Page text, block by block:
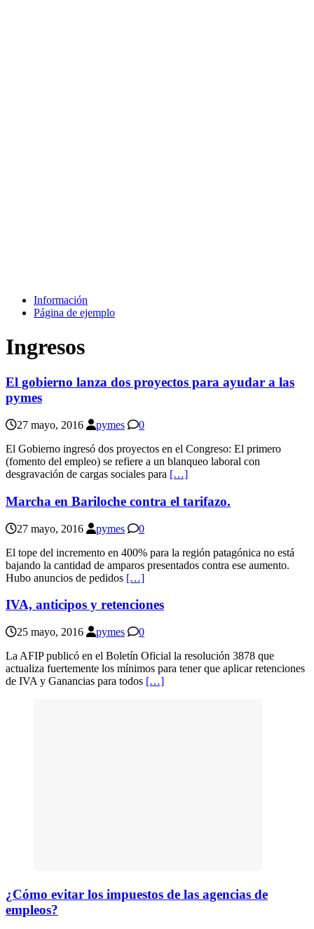
Información
Página de ejemplo
Ingresos
El gobierno lanza dos proyectos para ayudar a las
pymes
27 mayo, 2016 pymes
0
El Gobierno ingresó dos proyectos en el Congreso: El primero
(fomento del empleo) se refiere a un blanqueo laboral con
desgravación de cargas sociales para […]
Marcha en Bariloche contra el tarifazo.
27 mayo, 2016 pymes
0
El tope del incremento en 400% para la región patagónica no está
bajando la cantidad de amparos presentados contra ese aumento.
Hubo anuncios de pedidos […]
IVA, anticipos y retenciones
25 mayo, 2016 pymes
0
La AFIP publicó en el Boletín Oficial la resolución 3878 que
actualiza fuertemente los mínimos para tener que aplicar retenciones
de IVA y Ganancias para todos […]
¿Cómo evitar los impuestos de las agencias de
empleos?